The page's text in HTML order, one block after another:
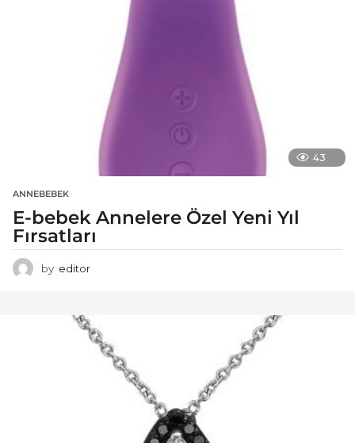
43
ANNEBEBEK
E-bebek Annelere Özel Yeni Yıl
Fırsatları
by editor